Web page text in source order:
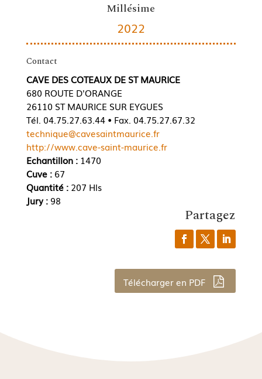
Millésime
2022
Contact
CAVE DES COTEAUX DE ST MAURICE
680 ROUTE D'ORANGE
26110 ST MAURICE SUR EYGUES
Tél. 04.75.27.63.44 • Fax. 04.75.27.67.32
technique@cavesaintmaurice.fr
http://www.cave-saint-maurice.fr
Echantillon :1470
Cuve : 67
Quantité : 207 Hls
Jury : 98
Partagez
Télécharger en PDF